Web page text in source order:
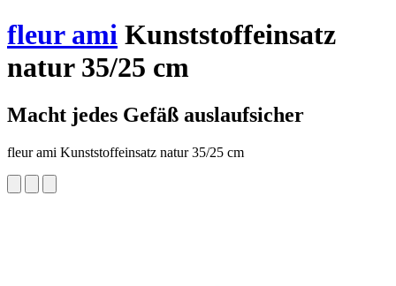
fleur ami Kunststoffeinsatz
natur 35/25 cm
Macht jedes Gefäß auslaufsicher
fleur ami Kunststoffeinsatz natur 35/25 cm